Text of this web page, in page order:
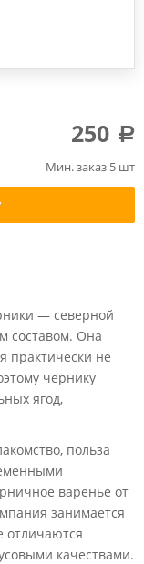
Мин. заказ 5 шт
250 a
— северной
составом. Она
практически не
чернику
ягод,
польза
варенье от
занимается
отличаются
качествами.